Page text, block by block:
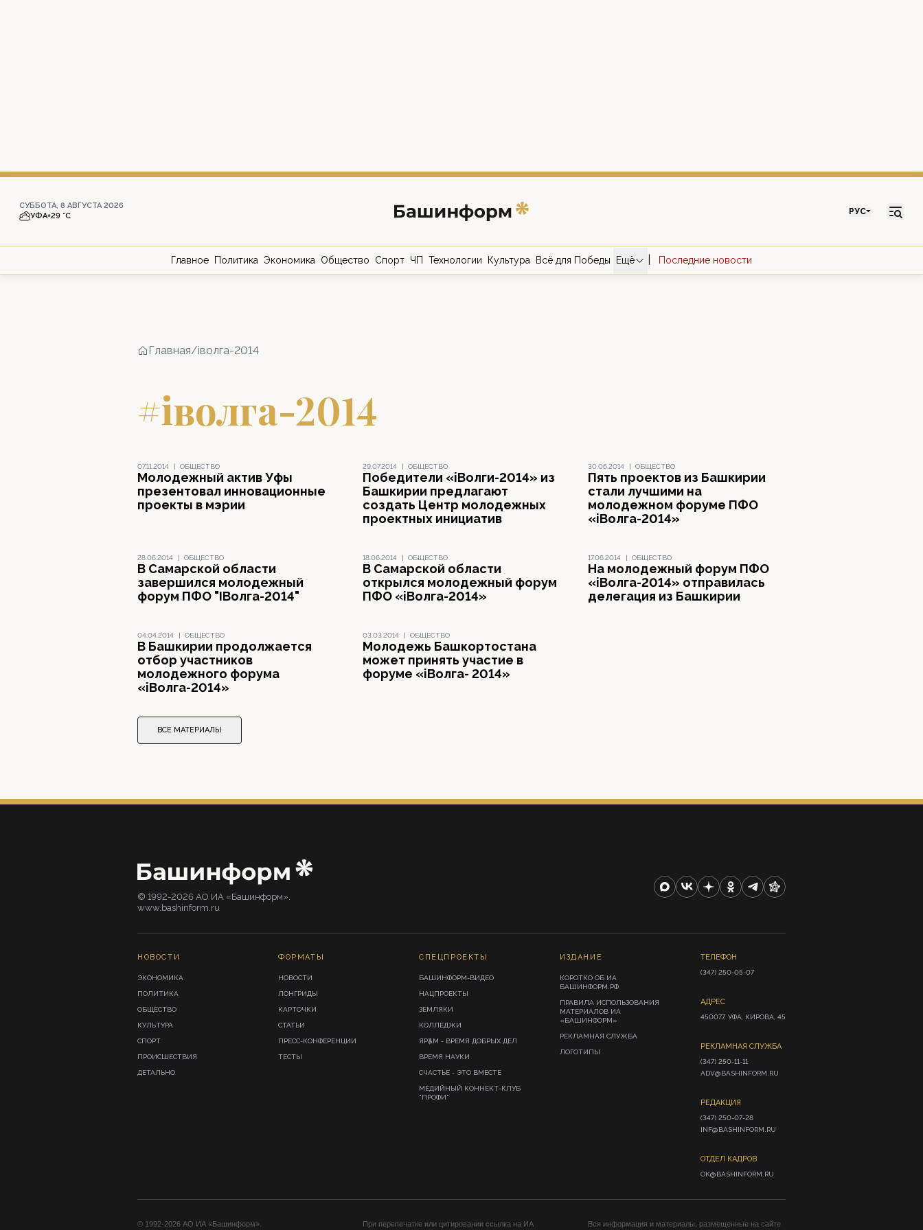
СУББОТА, 8 АВГУСТА 2026
УФА+29 °С РУС
Главное Политика Экономика Общество Спорт ЧП Технологии Культура Всё для Победы Ещё Последние новости
Главная/iволга-2014
#iволга-2014
07.11.2014 | ОБЩЕСТВО
Молодежный актив Уфы
презентовал инновационные
проекты в мэрии
29.07.2014 | ОБЩЕСТВО
Победители «iВолги-2014» из
Башкирии предлагают
создать Центр молодежных
проектных инициатив
30.06.2014 | ОБЩЕСТВО
Пять проектов из Башкирии
стали лучшими на
молодежном форуме ПФО
«iВолга-2014»
28.06.2014 | ОБЩЕСТВО
В Самарской области
завершился молодежный
форум ПФО "IВолга-2014"
18.06.2014 | ОБЩЕСТВО
В Самарской области
открылся молодежный форум
ПФО «iВолга-2014»
17.06.2014 | ОБЩЕСТВО
На молодежный форум ПФО
«iВолга-2014» отправилась
делегация из Башкирии
04.04.2014 | ОБЩЕСТВО
В Башкирии продолжается
отбор участников
молодежного форума
«iВолга-2014»
03.03.2014 | ОБЩЕСТВО
Молодежь Башкортостана
может принять участие в
форуме «iВолга- 2014»
ВСЕ МАТЕРИАЛЫ
© 1992-2026 АО ИА «Башинформ».
www.bashinform.ru
НОВОСТИ
ЭКОНОМИКА
ПОЛИТИКА
ОБЩЕСТВО
КУЛЬТУРА
СПОРТ
ПРОИСШЕСТВИЯ
ДЕТАЛЬНО
ФОРМАТЫ
НОВОСТИ
ЛОНГРИДЫ
КАРТОЧКИ
СТАТЬИ
ПРЕСС-КОНФЕРЕНЦИИ
ТЕСТЫ
СПЕЦПРОЕКТЫ
БАШИНФОРМ-ВИДЕО
НАЦПРОЕКТЫ
ЗЕМЛЯКИ
КОЛЛЕДЖИ
ЯРҘАМ - ВРЕМЯ ДОБРЫХ ДЕЛ
ВРЕМЯ НАУКИ
СЧАСТЬЕ - ЭТО ВМЕСТЕ
МЕДИЙНЫЙ КОННЕКТ-КЛУБ
"ПРОФИ"
ИЗДАНИЕ
КОРОТКО ОБ ИА
БАШИНФОРМ.РФ
ПРАВИЛА ИСПОЛЬЗОВАНИЯ
МАТЕРИАЛОВ ИА
«БАШИНФОРМ»
РЕКЛАМНАЯ СЛУЖБА
ЛОГОТИПЫ
ТЕЛЕФОН
(347) 250-05-07
АДРЕС
450077, УФА, КИРОВА, 45
РЕКЛАМНАЯ СЛУЖБА
(347) 250-11-11
ADV@BASHINFORM.RU
РЕДАКЦИЯ
(347) 250-07-28
INF@BASHINFORM.RU
ОТДЕЛ КАДРОВ
OK@BASHINFORM.RU
© 1992-2026 АО ИА «Башинформ».
При перепечатке или цитировании ссылка на ИА
Вся информация и материалы, размещенные на сайте